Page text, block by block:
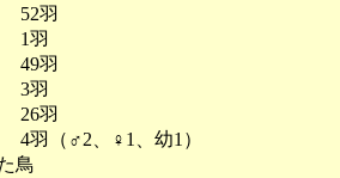
羽
1羽
羽
羽
羽
♂2、♀1、幼1）
鳥